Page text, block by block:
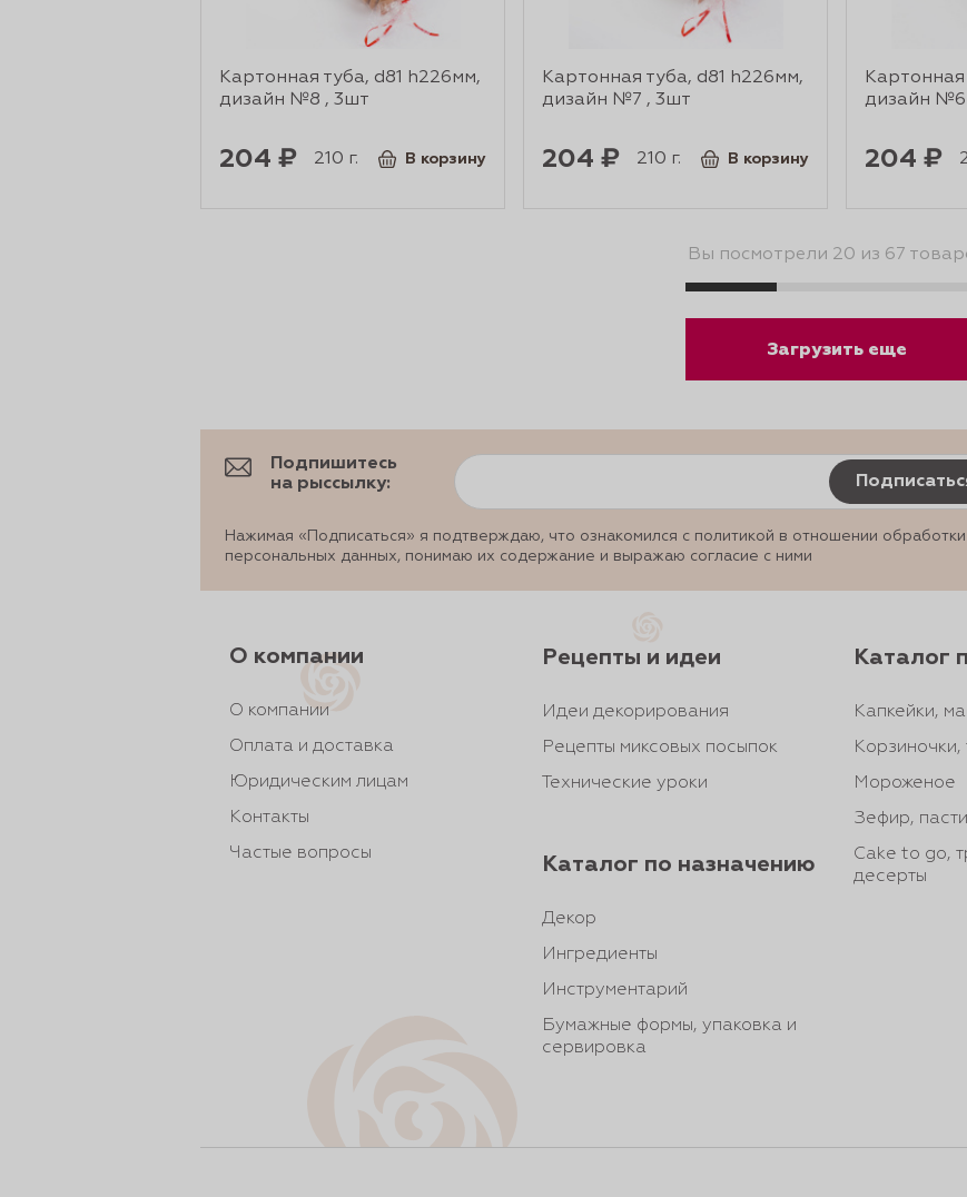
Картонная туба, d81 h226мм,
дизайн №8 , 3шт
204 ₽ 210 г. В корзину
Картонная туба, d81 h226мм,
дизайн №7 , 3шт
204 ₽ 210 г. В корзину
дизайн №6
204 ₽
Вы посмотрели 20 из 67
Загрузить еще
Подпишитесь
на рыссылку:
Нажимая «Подписаться» я подтверждаю, что ознакомился с политикой в отношении обработки
персональных данных, понимаю их содержание и выражаю согласие с ними
О компании
О компании
Оплата и доставка
Юридическим лицам
Контакты
Частые вопросы
Рецепты и идеи
Идеи декорирования
Рецепты миксовых посыпок
Технические уроки
Каталог по назначению
Декор
Ингредиенты
Инструментарий
Бумажные формы, упаковка и
сервировка
Каталог
Капкейки,
Корзиночки,
Мороженое
Зефир,
Cake to go,
десерты